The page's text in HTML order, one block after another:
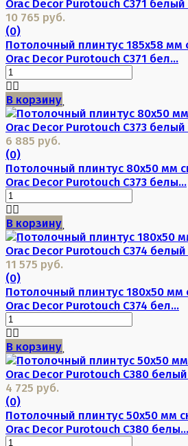
10 765 руб.
(0)
Потолочный плинтус 185х58 мм
Orac Decor Purotouch C371 бел...
В корзину
6 885 руб.
(0)
Потолочный плинтус 80х50 мм
Orac Decor Purotouch C373 белы...
В корзину
11 575 руб.
(0)
Потолочный плинтус 180х50 мм
Orac Decor Purotouch C374 бел...
В корзину
4 725 руб.
(0)
Потолочный плинтус 50х50 мм
Orac Decor Purotouch C380 белы...